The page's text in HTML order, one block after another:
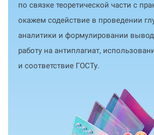
по связке теоретической части с
окажем содействие в проведении
аналитики и формулировании
работу на антиплагиат,
и соответствие ГОСТу.